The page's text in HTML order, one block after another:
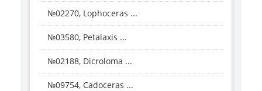
№02270, Lophoceras ...
№03580, Petalaxis ...
№02188, Dicroloma ...
№09754, Cadoceras ...